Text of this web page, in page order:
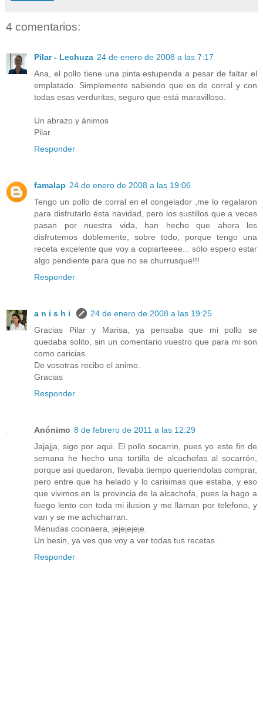
4 comentarios:
Pilar - Lechuza 24 de enero de 2008 a las 7:17
Ana, el pollo tiene una pinta estupenda a pesar de faltar el
emplatado. Simplemente sabiendo que es de corral y con
todas esas verduritas, seguro que está maravilloso.
Un abrazo y ánimos
Pilar
Responder
famalap 24 de enero de 2008 a las 19:06
Tengo un pollo de corral en el congelador ,me lo regalaron
para disfrutarlo ésta navidad, pero los sustillos que a veces
pasan por nuestra vida, han hecho que ahora los
disfrutemos doblemente, sobre todo, porque tengo una
receta excelente que voy a copiarteeee... sólo espero estar
algo pendiente para que no se churrusque!!!
Responder
a n i s h i
24 de enero de 2008 a las 19:25
Gracias Pilar y Marisa, ya pensaba que mi pollo se
quedaba solito, sin un comentario vuestro que para mi son
como caricias.
De vosotras recibo el animo.
Gracias
Responder
Anónimo 8 de febrero de 2011 a las 12:29
Jajajja, sigo por aqui. El pollo socarrin, pues yo este fin de
semana he hecho una tortilla de alcachofas al socarrón,
porque así quedaron, llevaba tiempo queriendolas comprar,
pero entre que ha helado y lo carisimas que estaba, y eso
que vivimos en la provincia de la alcachofa, pues la hago a
fuego lento con toda mi ilusion y me llaman por telefono, y
van y se me achicharran.
Menudas cocinaera, jejejejeje.
Un besin, ya ves que voy a ver todas tus recetas.
Responder